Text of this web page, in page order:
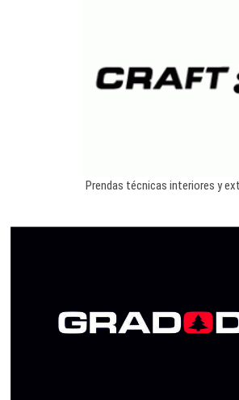
Prendas técnicas interiores y